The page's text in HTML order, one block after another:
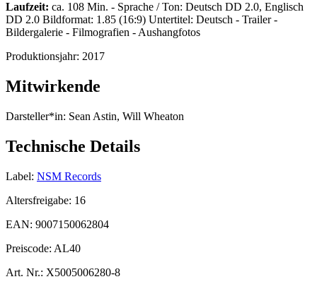
Laufzeit: ca. 108 Min. - Sprache / Ton: Deutsch DD 2.0, Englisch
DD 2.0 Bildformat: 1.85 (16:9) Untertitel: Deutsch - Trailer -
Bildergalerie - Filmografien - Aushangfotos
Produktionsjahr: 2017
Mitwirkende
Darsteller*in: Sean Astin, Will Wheaton
Technische Details
Label: NSM Records
Altersfreigabe: 16
EAN: 9007150062804
Preiscode: AL40
Art. Nr.: X5005006280-8